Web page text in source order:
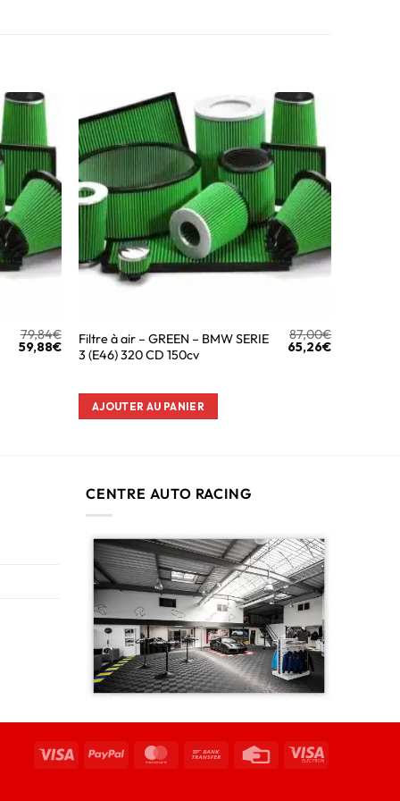
79,84€
59,88€
Filtre à air – GREEN – BMW SERIE
3 (E46) 320 CD 150cv
87,00€
65,26€
AJOUTER AU PANIER
CENTRE AUTO RACING